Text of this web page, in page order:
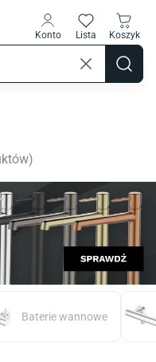
Konto Lista Koszyk
)
Baterie wannowe